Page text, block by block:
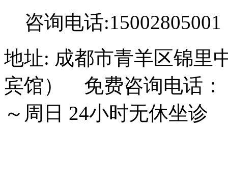
咨询电话:15002805001
地址: 成都市青羊区锦里
宾馆） 免费咨询电话：
～周日 24小时无休坐诊